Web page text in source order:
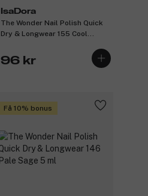
IsaDora
The Wonder Nail Polish Quick
Dry & Longwear 155 Cool
96 kr
Få 10% bonus